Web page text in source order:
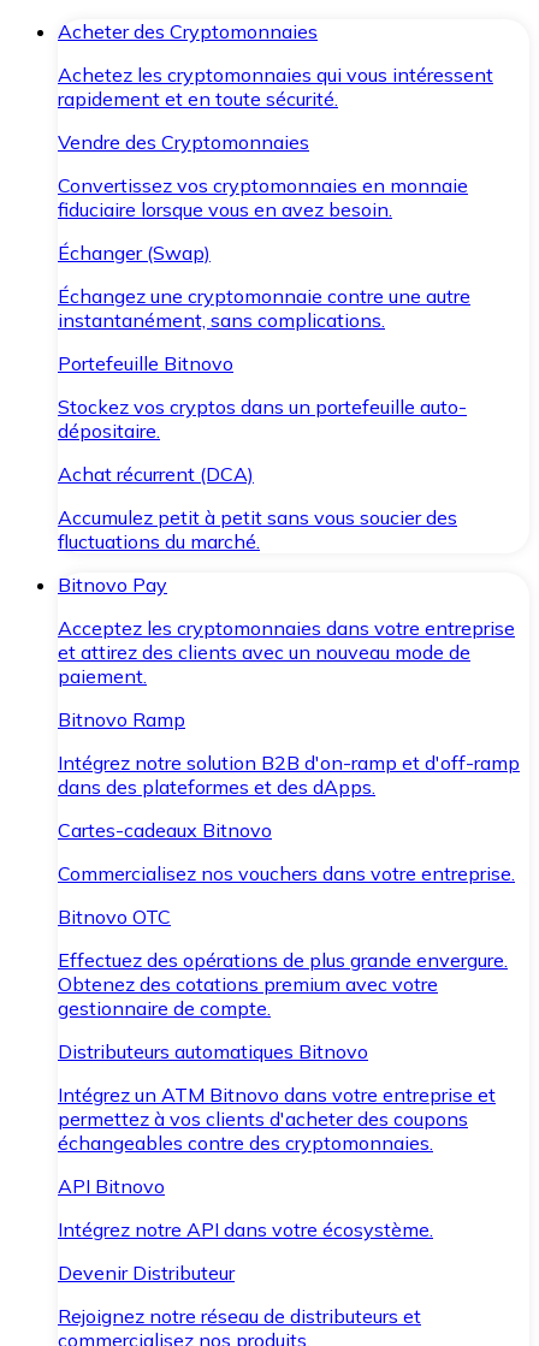
Acheter des Cryptomonnaies
Achetez les cryptomonnaies qui vous intéressent
rapidement et en toute sécurité.
Vendre des Cryptomonnaies
Convertissez vos cryptomonnaies en monnaie
fiduciaire lorsque vous en avez besoin.
Échanger (Swap)
Échangez une cryptomonnaie contre une autre
instantanément, sans complications.
Portefeuille Bitnovo
Stockez vos cryptos dans un portefeuille auto-
dépositaire.
Achat récurrent (DCA)
Accumulez petit à petit sans vous soucier des
fluctuations du marché.
Bitnovo Pay
Acceptez les cryptomonnaies dans votre entreprise
et attirez des clients avec un nouveau mode de
paiement.
Bitnovo Ramp
Intégrez notre solution B2B d'on-ramp et d'off-ramp
dans des plateformes et des dApps.
Cartes-cadeaux Bitnovo
Commercialisez nos vouchers dans votre entreprise.
Bitnovo OTC
Effectuez des opérations de plus grande envergure.
Obtenez des cotations premium avec votre
gestionnaire de compte.
Distributeurs automatiques Bitnovo
Intégrez un ATM Bitnovo dans votre entreprise et
permettez à vos clients d'acheter des coupons
échangeables contre des cryptomonnaies.
API Bitnovo
Intégrez notre API dans votre écosystème.
Devenir Distributeur
Rejoignez notre réseau de distributeurs et
commercialisez nos produits.